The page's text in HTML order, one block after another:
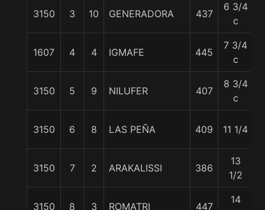
3150 3 10 GENERADORA 437
6 3/4
c
1607 4 4 IGMAFE 445
7 3/4
c
3150 5 9 NILUFER 407
8 3/4
c
3150 6 8 LAS PEÑA 409 11 1/4
3150 7 2 ARAKALISSI 386
13
1/2
3150 8 3 ROMATRI 447
14